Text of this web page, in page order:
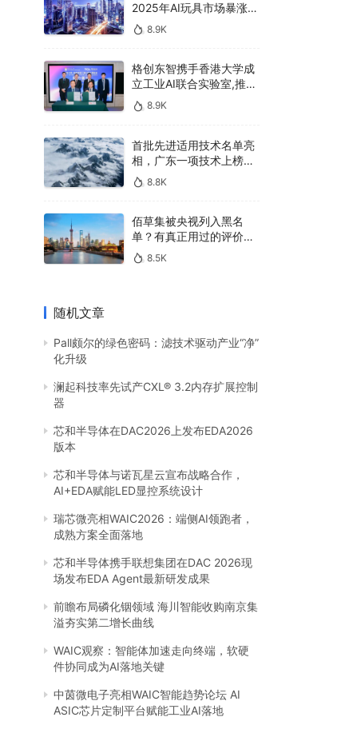
2025年AI玩具市场暴涨
400亿，90%传统厂商的
生死战即将打响
8.9K
格创东智携手香港大学成
立工业AI联合实验室,推进
AMHS智能物料搬运调度
系统研发
8.9K
首批先进适用技术名单亮
相，广东一项技术上榜，
有何独特之处？
8.8K
佰草集被央视列入黑名
单？有真正用过的评价
吗？8.5K
随机文章
Pall颇尔的绿色密码：滤技术驱动产业“净”
化升级
澜起科技率先试产CXL® 3.2内存扩展控制
器
芯和半导体在DAC2026上发布EDA2026
版本
芯和半导体与诺瓦星云宣布战略合作，
AI+EDA赋能LED显控系统设计
瑞芯微亮相WAIC2026：端侧AI领跑者，
成熟方案全面落地
芯和半导体携手联想集团在DAC 2026现
场发布EDA Agent最新研发成果
前瞻布局磷化铟领域 海川智能收购南京集
溢夯实第二增长曲线
WAIC观察：智能体加速走向终端，软硬
件协同成为AI落地关键
中茵微电子亮相WAIC智能趋势论坛 AI
ASIC芯片定制平台赋能工业AI落地